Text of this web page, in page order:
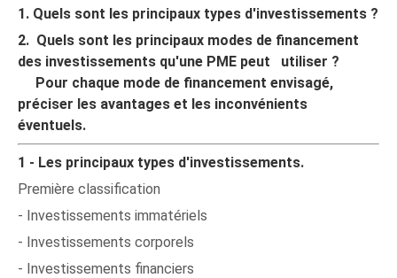
1. Quels sont les principaux types d'investissements ?
2. Quels sont les principaux modes de financement
des investissements qu'une PME peut utiliser ?
Pour chaque mode de financement envisagé,
préciser les avantages et les inconvénients
éventuels.
1 - Les principaux types d'investissements.
Première classification
- Investissements immatériels
- Investissements corporels
- Investissements financiers